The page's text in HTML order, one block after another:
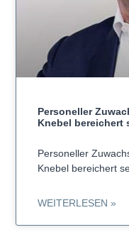
Personeller
Knebel bereichert
Personeller
Knebel bereichert
WEITERLESEN »